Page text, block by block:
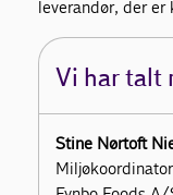
leverandør, der er
Vi har talt
Stine Nørtoft
Miljøkoordinator